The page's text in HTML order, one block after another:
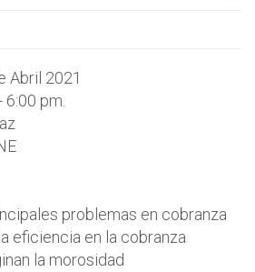
Abril 2021
6:00 pm.
problemas en cobranza
eficiencia en la cobranza
la morosidad